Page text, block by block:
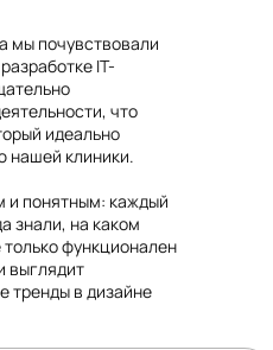
мы почувствовали
IT-
что
идеально
нашей клиники.
и понятным: каждый
знали, на каком
функционален
выглядит
тренды в дизайне